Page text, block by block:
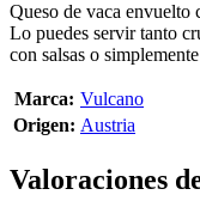
Queso de vaca envuelto
Lo puedes servir tanto
con salsas o
Marca: Vulcano
Origen: Austria
Valoraciones